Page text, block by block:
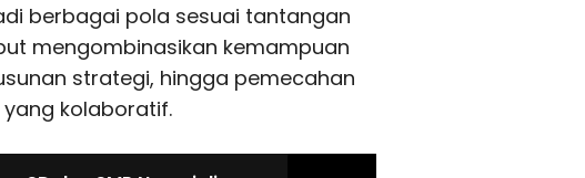
berbagai pola sesuai tantangan
mengombinasikan kemampuan
strategi, hingga pemecahan
kolaboratif.